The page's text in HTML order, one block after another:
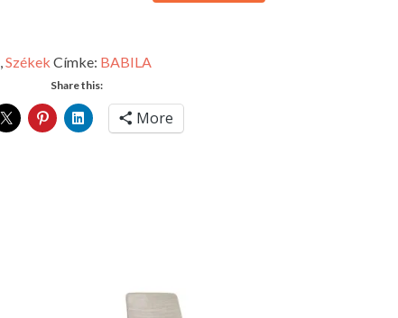
,Székek Címke: BABILA
Share this:
More